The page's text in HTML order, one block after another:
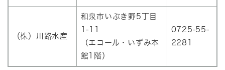
（株）川路水産
和泉市いぶき野5丁目
1-11
（エコール・いずみ本
館1階）
0725-55-
2281